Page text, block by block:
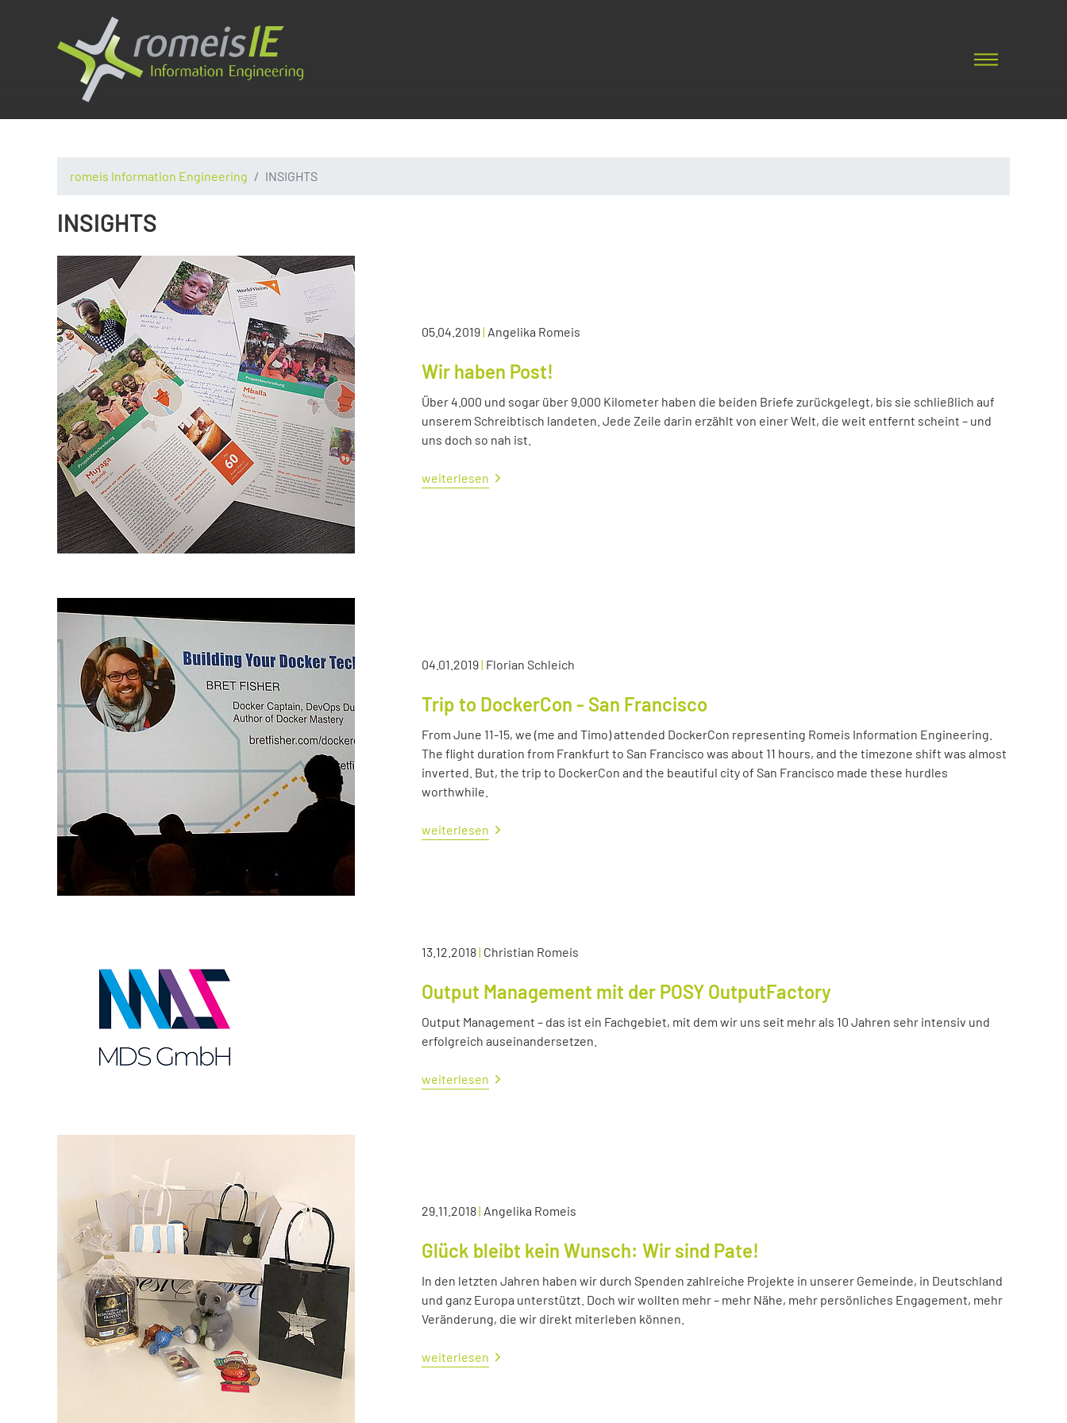
romeis Information Engineering INSIGHTS
INSIGHTS
05.04.2019| Angelika Romeis
Wir haben Post!
Über 4.000 und sogar über 9.000 Kilometer haben die beiden Briefe zurückgelegt, bis sie schließlich auf
unserem Schreibtisch landeten. Jede Zeile darin erzählt von einer Welt, die weit entfernt scheint – und
uns doch so nah ist.
weiterlesen
04.01.2019| Florian Schleich
Trip to DockerCon - San Francisco
From June 11-15, we (me and Timo) attended DockerCon representing Romeis Information Engineering.
The flight duration from Frankfurt to San Francisco was about 11 hours, and the timezone shift was almost
inverted. But, the trip to DockerCon and the beautiful city of San Francisco made these hurdles
worthwhile.
weiterlesen
13.12.2018| Christian Romeis
Output Management mit der POSY OutputFactory
Output Management – das ist ein Fachgebiet, mit dem wir uns seit mehr als 10 Jahren sehr intensiv und
erfolgreich auseinandersetzen.
weiterlesen
29.11.2018| Angelika Romeis
Glück bleibt kein Wunsch: Wir sind Pate!
In den letzten Jahren haben wir durch Spenden zahlreiche Projekte in unserer Gemeinde, in Deutschland
und ganz Europa unterstützt. Doch wir wollten mehr – mehr Nähe, mehr persönliches Engagement, mehr
Veränderung, die wir direkt miterleben können.
weiterlesen